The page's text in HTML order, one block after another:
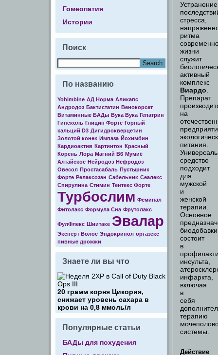
Гомеопатия
Истории
Поиск
По названию
Yohimbine АД Норма Аликапс
Андродоз Бактистатин Венокорсет
Витаминные БАДы Вука Вука Гепатрин
Гинеколь Глицин Форте Горный
кальций D3 Дигидрокверцетин
Золотой конек Импаза Йохимбин
Кардиоактив Картинтон Красный
Корень Лора Магний В6 Мумиё
Алтайское Нейродоз Нефродоз
Овесол Простасабаль Пустырник
Форте Релаксозан Сабельник Сеалекс
Спирулина Стимин Тентекс Форте
Турбослим Феминал
Фитолакс Формула Cна Фрутолакс
ФулФлекс Шиитаке Эвалар
Эксперт Волос Эндокринол оргазекс
пивные дрожжи
Знаете ли вы что
20 грамм корня Цикория,
снижает уровень сахара в
крови на 0,8 ммоль/л
Популярные статьи
БАДы для похудения
Устранение
стресса,
ритма
жизни
служит
активный
комплекс
Виардо
Препарат
на
питания.
средство
подходит
для
мужской
и
женской
терапии.
Основное
биодобавки
состоит
в
инсульта,
инфаркта,
включая
в
себя
терапию
системы.
Действие